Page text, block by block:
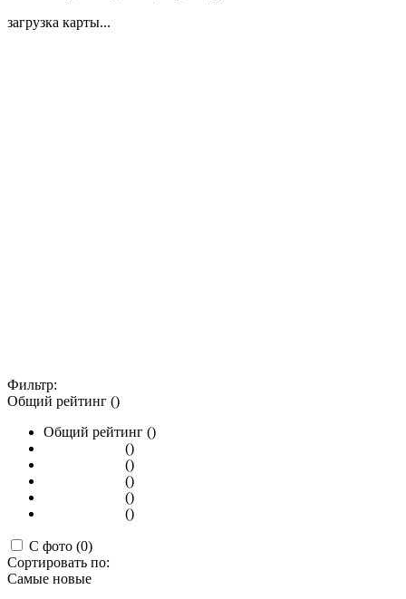
загрузка карты...
Фильтр:
Общий рейтинг ()
Общий рейтинг ()
()
()
()
()
()
С фото (0)
Сортировать по:
Самые новые